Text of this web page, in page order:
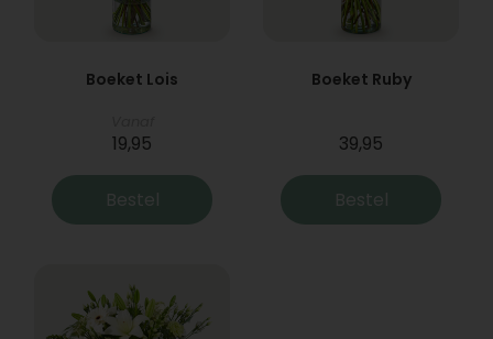
Boeket Lois
19,95
Bestel
Boeket Ruby
39,95
Bestel